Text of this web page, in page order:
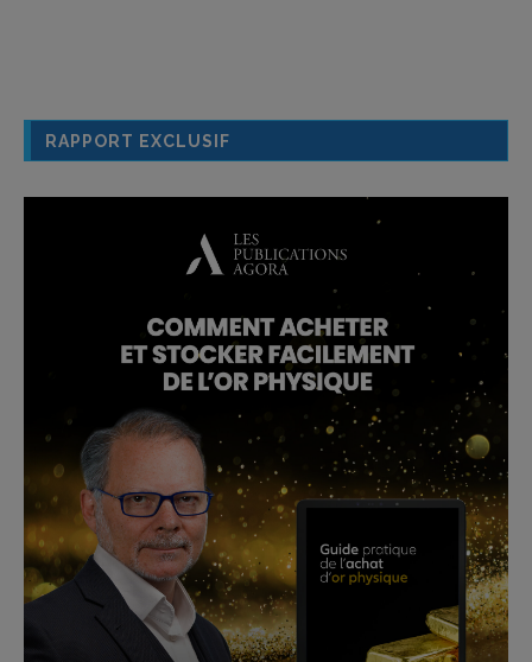
RAPPORT EXCLUSIF